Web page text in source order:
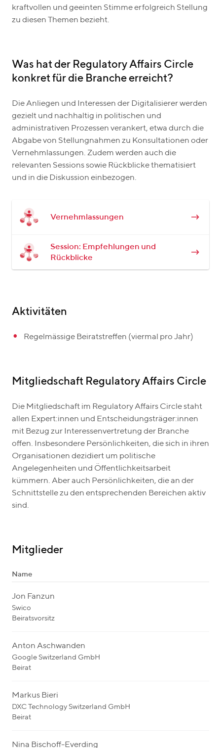
kraftvollen und geeinten Stimme erfolgreich Stellung
zu diesen Themen bezieht.
Was hat der Regulatory Affairs Circle
konkret für die Branche erreicht?
Die Anliegen und Interessen der Digitalisierer werden
gezielt und nachhaltig in politischen und
administrativen Prozessen verankert, etwa durch die
Abgabe von Stellungnahmen zu Konsultationen oder
Vernehmlassungen. Zudem werden auch die
relevanten Sessions sowie Rückblicke thematisiert
und in die Diskussion einbezogen.
Vernehmlassungen
Session: Empfehlungen und
Rückblicke
Aktivitäten
Regelmässige Beiratstreffen (viermal pro Jahr)
Mitgliedschaft Regulatory Affairs Circle
Die Mitgliedschaft im Regulatory Affairs Circle staht
allen Expert:innen und Entscheidungsträger:innen
mit Bezug zur Interessenvertretung der Branche
offen. Insbesondere Persönlichkeiten, die sich in ihren
Organisationen dezidiert um politische
Angelegenheiten und Öffentlichkeitsarbeit
kümmern. Aber auch Persönlichkeiten, die an der
Schnittstelle zu den entsprechenden Bereichen aktiv
sind.
Mitglieder
Name
Jon Fanzun
Swico
Beiratsvorsitz
Anton Aschwanden
Google Switzerland GmbH
Beirat
Markus Bieri
DXC Technology Switzerland GmbH
Beirat
Nina Bischoff-Everding